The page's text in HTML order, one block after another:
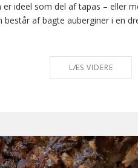
ideel som del af tapas – eller
består af bagte auberginer i en
LÆS VIDERE